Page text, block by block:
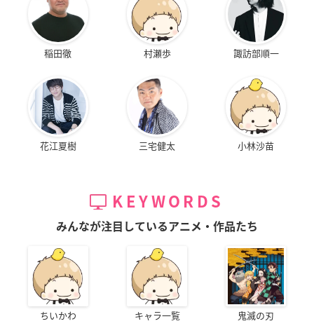
稲田徹 村瀬歩 諏訪部順一
花江夏樹 三宅健太 小林沙苗
KEYWORDS
みんなが注目しているアニメ・作品たち
ちいかわ キャラ一覧 鬼滅の刃